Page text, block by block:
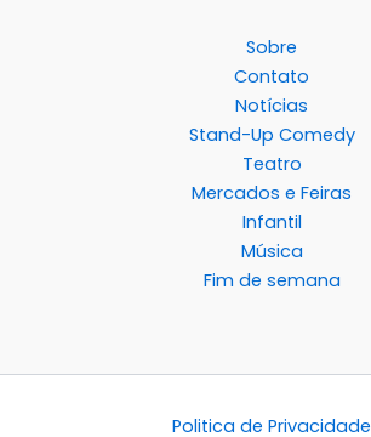
Sobre
Contato
Notícias
Stand-Up Comedy
Teatro
Mercados e Feiras
Infantil
Música
Fim de semana
Politica de Privacidade